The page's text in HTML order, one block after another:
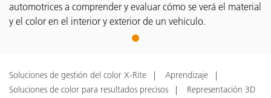
automotrices a comprender y evaluar cómo se verá el material
y el color en el interior y exterior de un vehículo.
1
Soluciones de gestión del color X-Rite
Aprendizaje
Soluciones de color para resultados precisos
Representación 3D